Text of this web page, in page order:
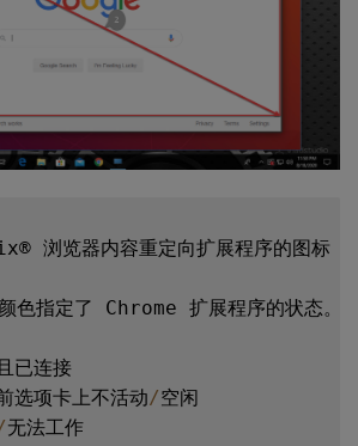
浏览器内容重定向扩展程序的图标
色指定了 Chrome 扩展程序的状态。
选项卡上不活动
/
无法工作